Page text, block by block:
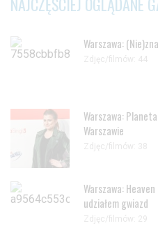
Warszawa:
Zdjęc/filmów: 44
Warszawa:
Warszawie
Zdjęc/filmów: 38
Warszawa:
udziałem gwiazd
Zdjęc/filmów: 29